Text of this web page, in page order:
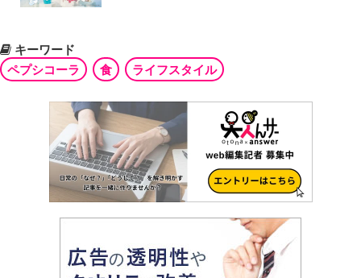
キーワード
ペプシコーラ
食 ライフスタイル